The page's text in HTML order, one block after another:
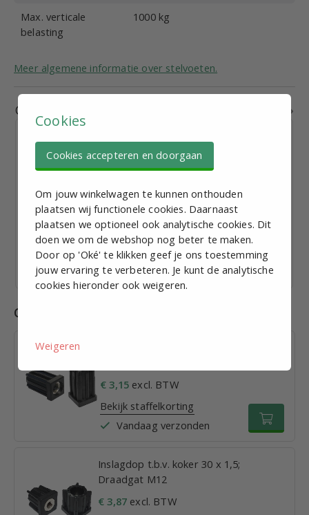
Max. verticale
belasting
1000 kg
Meer algemene informatie over stelvoeten.
Gerelateerde producten
Stelvoet M12, D = 80mm, L = 150mm, Staalverzinkt,
met montage gaten
€ 6,42excl. BTW p.st.
Bekijk staffelkorting
Vandaag verzonden
Combinaties
€ 3,15 excl. BTW
Bekijk staffelkorting
Vandaag verzonden
Inslagdop t.b.v. koker 30 x 1,5;
Draadgat M12
€ 3,87 excl. BTW
Cookies
Cookies accepteren en doorgaan
Om jouw winkelwagen te kunnen onthouden
plaatsen wij functionele cookies. Daarnaast
plaatsen we optioneel ook analytische cookies. Dit
doen we om de webshop nog beter te maken.
Door op 'Oké' te klikken geef je ons toestemming
jouw ervaring te verbeteren. Je kunt de analytische
cookies hieronder ook weigeren.
Weigeren